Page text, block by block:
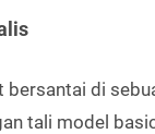
bersantai di
tali model